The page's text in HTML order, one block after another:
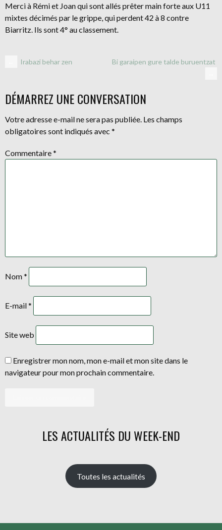
Merci à Rémi et Joan qui sont allés prêter main forte aux U11
mixtes décimés par le grippe, qui perdent 42 à 8 contre
Biarritz. Ils sont 4° au classement.
NAVIGATION
DES
ARTICLES
Irabazi behar zen
Bi garaipen gure talde buruentzat
DÉMARREZ UNE CONVERSATION
Votre adresse e-mail ne sera pas publiée. Les champs
obligatoires sont indiqués avec *
Commentaire*
Nom*
E-mail*
Site web
Enregistrer mon nom, mon e-mail et mon site dans le
navigateur pour mon prochain commentaire.
LES ACTUALITÉS DU WEEK-END
Toutes les actualités